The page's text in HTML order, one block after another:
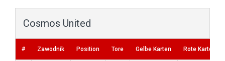
Cosmos United
# Zawodnik Position Tore Gelbe Karten Rote Karten